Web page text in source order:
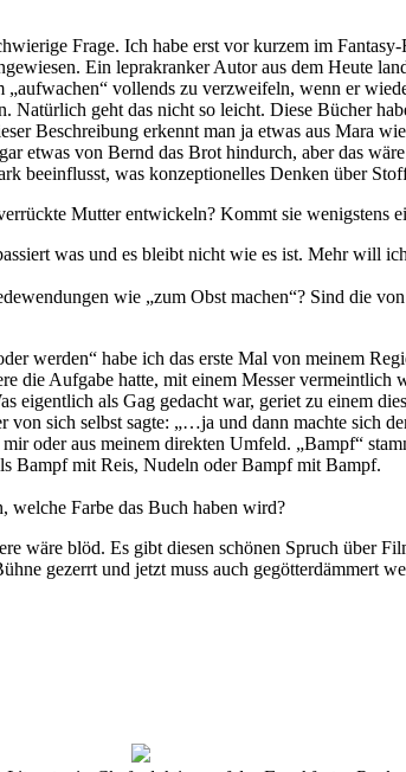
Frage. Ich habe erst vor kurzem im
Ein leprakranker Autor aus dem Heute
vollends zu verzweifeln, wenn er
Natürlich geht das nicht so leicht. Diese Bücher
Beschreibung erkennt man ja etwas aus Mara
etwas von Bernd das Brot hindurch, aber das
beeinflusst, was konzeptionelles Denken über
Mutter entwickeln? Kommt sie wenigstens
was und es bleibt nicht wie es ist. Mehr will
wie „zum Obst machen“? Sind die
werden“ habe ich das erste Mal von meinem
die Aufgabe hatte, mit einem Messer vermeintlich
eigentlich als Gag gedacht war, geriet zu einem
von sich selbst sagte: „…ja und dann machte sich
oder aus meinem direkten Umfeld. „Bampf“
Bampf mit Reis, Nudeln oder Bampf mit Bampf.
welche Farbe das Buch haben wird?
wäre blöd. Es gibt diesen schönen Spruch über
gezerrt und jetzt muss auch gegötterdämmert